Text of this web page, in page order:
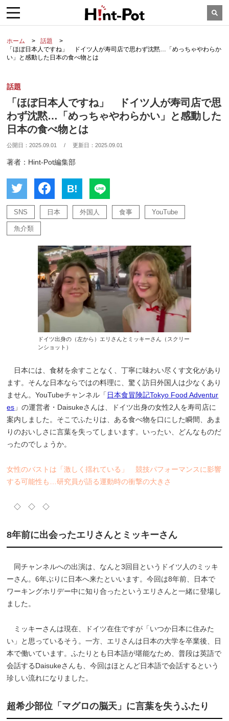
ホーム
話題
「ほぼ日本人ですね」 ドイツ人が寿司店で思わず沈黙…「めっちゃやわらか
い」と感動した日本の食べ物とは
話題
「ほぼ日本人ですね」 ドイツ人が寿司店で思
わず沈黙…「めっちゃやわらかい」と感動した
日本の食べ物とは
公開日：2025.09.01 / 更新日：2025.09.01
著者：Hint-Pot編集部
B!
SNS 日本 外国人 食事 YouTube
魚介類
ドイツ出身の（左から）エリさんとミッキーさん（スクリー
ンショット）
日本には、食材を余すことなく、丁寧に味わい尽くす文化があり
ます。そんな日本ならではの料理に、驚く訪日外国人は少なくあり
ません。YouTubeチャンネル「 日本食冒険記Tokyo Food Adventur
es 」の運営者・Daisukeさんは、ドイツ出身の女性2人を寿司店に
案内しました。そこでふたりは、ある食べ物を口にした瞬間、あま
りのおいしさに言葉を失ってしまいます。いったい、どんなものだ
ったのでしょうか。
女性のバストは「激しく揺れている」 競技パフォーマンスに影響
する可能性も…研究員が語る運動時の衝撃の大きさ
◇ ◇ ◇
8年前に出会ったエリさんとミッキーさん
同チャンネルへの出演は、なんと3回目というドイツ人のミッキ
ーさん。6年ぶりに日本へ来たといいます。今回は8年前、日本で
ワーキングホリデー中に知り合ったというエリさんと一緒に登場し
ました。
ミッキーさんは現在、ドイツ在住ですが「いつか日本に住みた
い」と思っているそう。一方、エリさんは日本の大学を卒業後、日
本で働いています。ふたりとも日本語が堪能なため、普段は英語で
会話するDaisukeさんも、今回はほとんど日本語で会話するという
珍しい流れになりました。
超希少部位「マグロの脳天」に言葉を失うふたり